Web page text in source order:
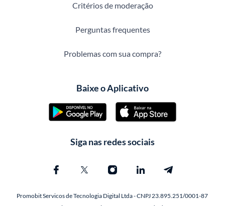
Critérios de moderação
Perguntas frequentes
Problemas com sua compra?
Baixe o Aplicativo
Siga nas redes sociais
Promobit Servicos de Tecnologia Digital Ltda - CNPJ 23.895.251/0001-87